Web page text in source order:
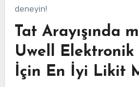
deneyin!
Tat Arayışında
Uwell
İçin En İyi Likit